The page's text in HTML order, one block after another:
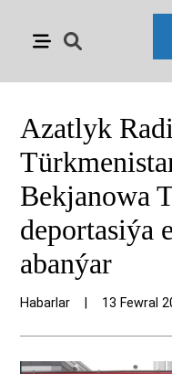
Azatlyk
Bekjanowa
deportasiýa
abanýar
Habarlar 13 Fewral